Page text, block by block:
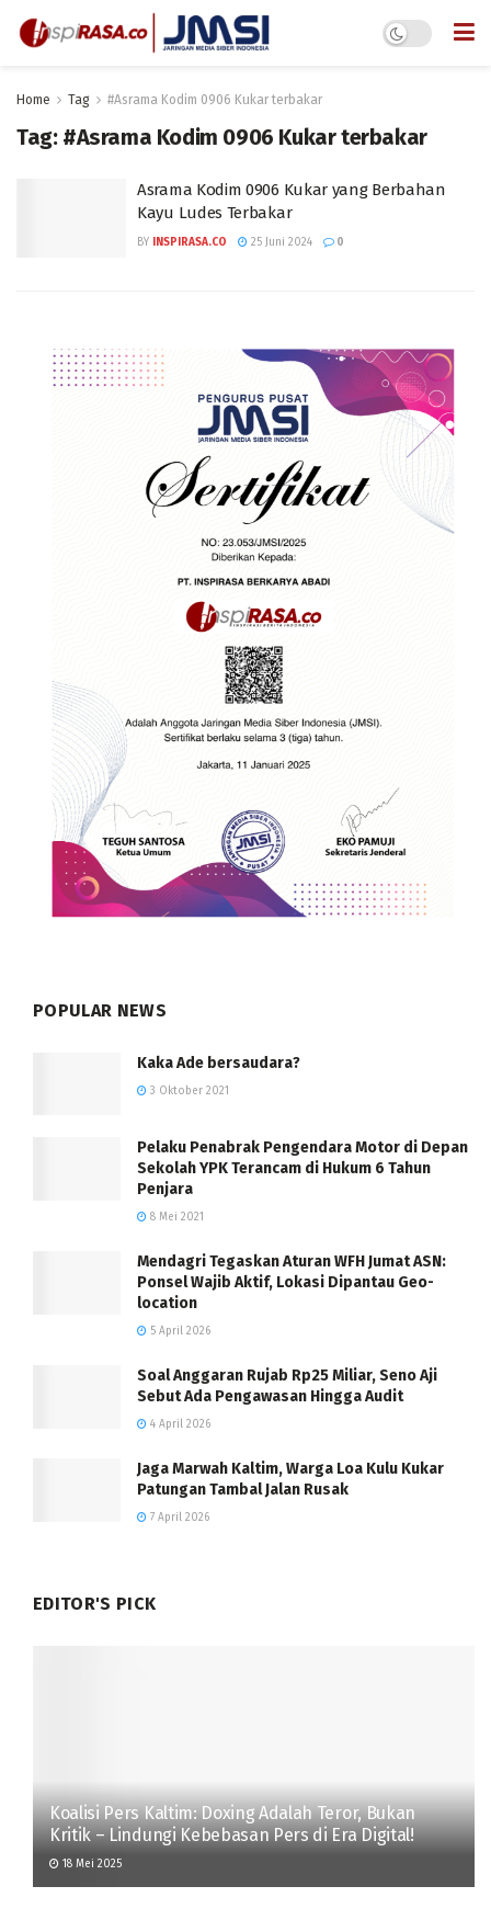
Home Tag #Asrama Kodim 0906 Kukar terbakar
Tag: #Asrama Kodim 0906 Kukar terbakar
Asrama Kodim 0906 Kukar yang Berbahan
Kayu Ludes Terbakar
BY INSPIRASA.CO 25 Juni 2024 0
POPULAR NEWS
Kaka Ade bersaudara?
3 Oktober 2021
Pelaku Penabrak Pengendara Motor di Depan
Sekolah YPK Terancam di Hukum 6 Tahun
Penjara
8 Mei 2021
Mendagri Tegaskan Aturan WFH Jumat ASN:
Ponsel Wajib Aktif, Lokasi Dipantau Geo-
location
5 April 2026
Soal Anggaran Rujab Rp25 Miliar, Seno Aji
Sebut Ada Pengawasan Hingga Audit
4 April 2026
Jaga Marwah Kaltim, Warga Loa Kulu Kukar
Patungan Tambal Jalan Rusak
7 April 2026
EDITOR'S PICK
Koalisi Pers Kaltim: Doxing Adalah Teror, Bukan
Kritik – Lindungi Kebebasan Pers di Era Digital!
18 Mei 2025